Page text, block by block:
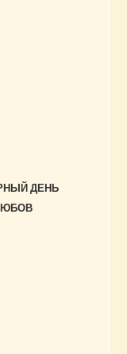
ДЕНЬ